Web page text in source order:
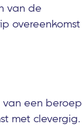
van de
overeenkomst
een beroep
met clevergig.